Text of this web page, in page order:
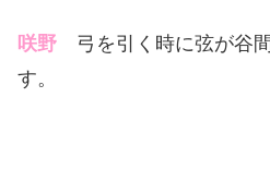
咲野 弓を引く時に弦が谷
す。